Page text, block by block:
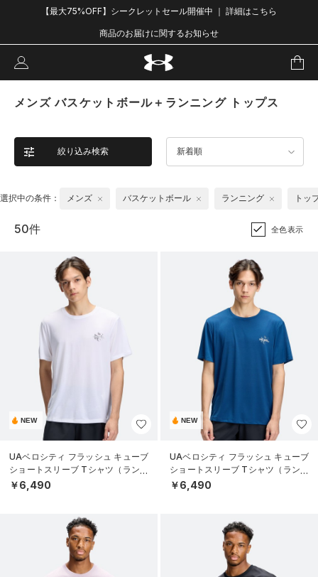
【最大75%OFF】シークレットセール開催中 ｜ 詳細はこちら
商品のお届けに関するお知らせ
メンズ バスケットボール＋ランニング トップス
絞り込み検索 新着順
選択中の条件： メンズ バスケットボール ランニング トッ
50件 全色表示
NEW
UAベロシティ フラッシュ キューブ
ショートスリーブ Tシャツ（ランニ
ング/MEN）
￥6,490
NEW
UAベロシティ フラッシュ キューブ
ショートスリーブ Tシャツ（ランニ
ング/MEN）
￥6,490